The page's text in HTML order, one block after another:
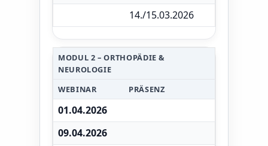
14./15.03.2026
MODUL 2 – ORTHOPÄDIE &
NEUROLOGIE
WEBINAR
PRÄSENZ
01.04.2026
09.04.2026